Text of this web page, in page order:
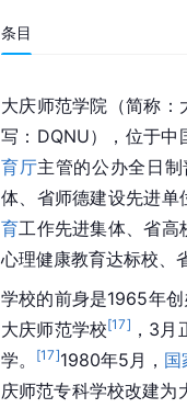
条目
大庆师范学院（简称
写：DQNU），位于中
育厅主管的公办全日
体、省师德建设先进
育工作先进集体、省
心理健康教育达标校、
学校的前身是1965年
大庆师范学校[17] ，3月
学。
[17]1980年5月， 国
庆师范专科学校改建为